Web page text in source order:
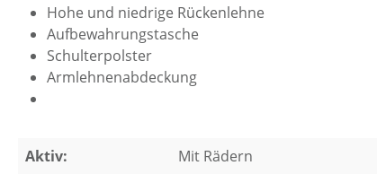
Hohe und niedrige Rückenlehne
Aufbewahrungstasche
Schulterpolster
Armlehnenabdeckung
Aktiv:
Mit Rädern